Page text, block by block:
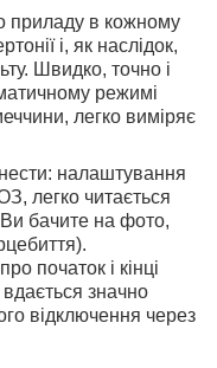
приладу в кожному
і, як наслідок,
Швидко, точно і
режимі
легко виміряє
налаштування
легко читається
Ви бачите на фото,
початок і кінці
значно
відключення через